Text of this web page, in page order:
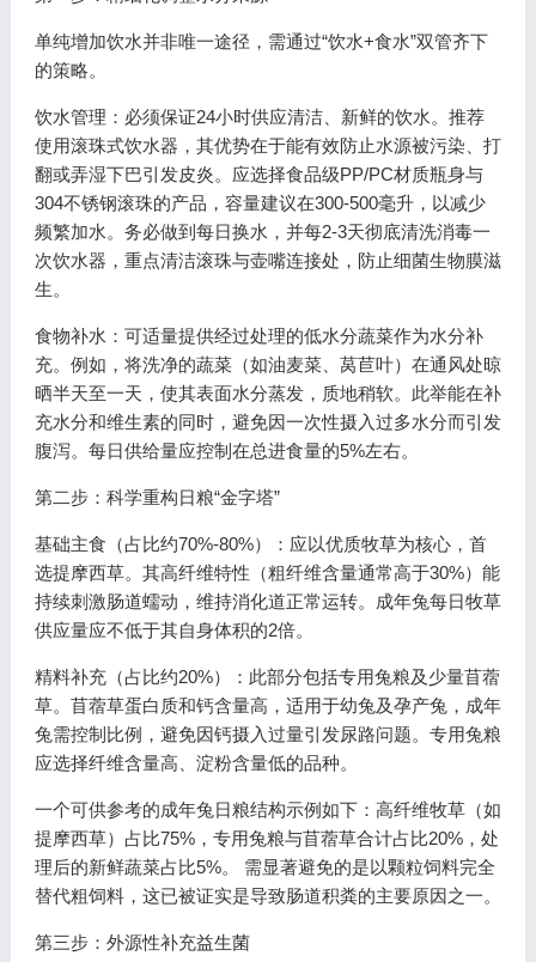
单纯增加饮水并非唯一途径，需通过“饮水+食水”双管齐下
的策略。
饮水管理：必须保证24小时供应清洁、新鲜的饮水。推荐
使用滚珠式饮水器，其优势在于能有效防止水源被污染、打
翻或弄湿下巴引发皮炎。应选择食品级PP/PC材质瓶身与
304不锈钢滚珠的产品，容量建议在300-500毫升，以减少
频繁加水。务必做到每日换水，并每2-3天彻底清洗消毒一
次饮水器，重点清洁滚珠与壶嘴连接处，防止细菌生物膜滋
生。
食物补水：可适量提供经过处理的低水分蔬菜作为水分补
充。例如，将洗净的蔬菜（如油麦菜、莴苣叶）在通风处晾
晒半天至一天，使其表面水分蒸发，质地稍软。此举能在补
充水分和维生素的同时，避免因一次性摄入过多水分而引发
腹泻。每日供给量应控制在总进食量的5%左右。
第二步：科学重构日粮“金字塔”
基础主食（占比约70%-80%）：应以优质牧草为核心，首
选提摩西草。其高纤维特性（粗纤维含量通常高于30%）能
持续刺激肠道蠕动，维持消化道正常运转。成年兔每日牧草
供应量应不低于其自身体积的2倍。
精料补充（占比约20%）：此部分包括专用兔粮及少量苜蓿
草。苜蓿草蛋白质和钙含量高，适用于幼兔及孕产兔，成年
兔需控制比例，避免因钙摄入过量引发尿路问题。专用兔粮
应选择纤维含量高、淀粉含量低的品种。
一个可供参考的成年兔日粮结构示例如下：高纤维牧草（如
提摩西草）占比75%，专用兔粮与苜蓿草合计占比20%，处
理后的新鲜蔬菜占比5%。 需显著避免的是以颗粒饲料完全
替代粗饲料，这已被证实是导致肠道积粪的主要原因之一。
第三步：外源性补充益生菌